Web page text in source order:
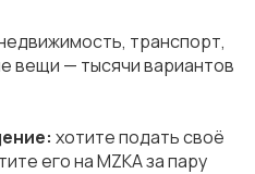
транспорт,
вещи — тысячи вариантов
хотите подать своё
его на MZKA за пару